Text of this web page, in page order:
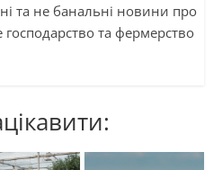
та не банальні новини про
господарство та фермерство